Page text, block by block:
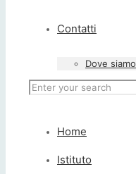
Contatti
Dove siamo
Home
Istituto